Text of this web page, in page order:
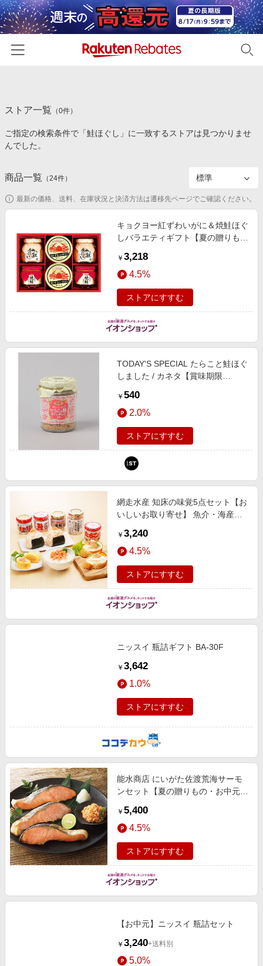
カテゴリー一覧
百貨店・総合ECモール
食品・スイーツ・お酒
コスメ・健康・医薬品
キッズ・ベビー用品
家電・PC・スマホ・カメラ
エンタメ
スポーツ・アウトドア・ゴルフ
旅行・レジャー・ホテル予約
金融・マネー・保険
デジタルコンテンツ
ビジネス・その他サービス
イベント一覧
初回購入者限定特典
対象ストア新規限定特典
電子書籍特集
楽天ペイ導入ストア
楽天サービス特集
旅行特集
わくわく夏特集
Apple公式サイト×楽天カード分割払い
Samsung ボーナスキャンペーン
週末の高還元 夏の長期版
ストア一覧 （0件）
ご指定の検索条件で「鮭ほぐし」に一致するストアは見つかりませ
んでした。
商品一覧 （24件）
最新の価格、送料、在庫状況と決済方法は遷移先ページでご確認ください。
キョクヨー紅ずわいがに＆焼鮭ほぐ
しバラエティギフト【夏の贈りも
産物
￥ 3,218
4.5%
ストアにすすむ
TODAY'S SPECIAL たらこと鮭ほぐ
しました / カネタ【賞味期限
トゥデイズスペシャル 597828 and
ST アンドエスティ（旧ドットエス
ティ）
￥ 540
2.0%
ストアにすすむ
網走水産 知床の味覚5点セット【お
いしいお取り寄せ】 魚介・海産物
￥ 3,240
4.5%
ストアにすすむ
ニッスイ 瓶詰ギフト BA-30F
￥ 3,642
1.0%
ストアにすすむ
能水商店 にいがた佐渡荒海サーモ
ンセット【夏の贈りもの・お中元】
￥ 5,400
4.5%
ストアにすすむ
【お中元】ニッスイ 瓶詰セット
￥ 3,240+送料別
5.0%